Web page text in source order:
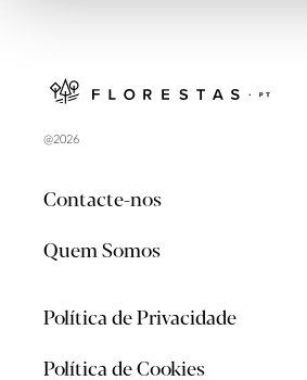
@2026
Contacte-nos
Quem Somos
Política de Privacidade
Política de Cookies